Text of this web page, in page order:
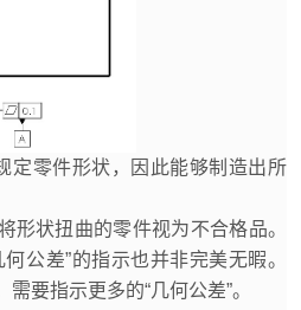
定零件形状，因此能够制造出所
形状扭曲的零件视为不合格品。
公差”的指示也并非完美无暇。
要指示更多的“几何公差”。